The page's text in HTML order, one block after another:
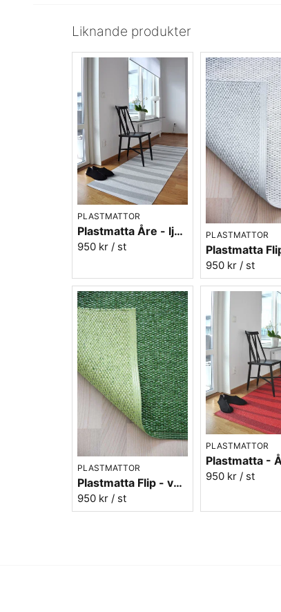
Liknande produkter
PLASTMATTOR
Plastmatta Åre - ljusgrå/vit
950 kr / st
PLASTMATTOR
950 kr / st
PLASTMATTOR
Plastmatta Flip - vändbar grön/ljusgrön
950 kr / st
PLASTMATTOR
950 kr / st